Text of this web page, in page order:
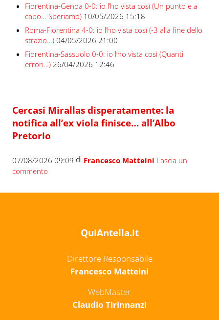
Fiorentina-Genoa 0-0: io l’ho vista così (Un punto e a
capo… Speriamo) 10/05/2026 15:18
Roma-Fiorentina 4-0: io l’ho vista così (-3 alla fine dello
strazio…) 04/05/2026 21:00
Fiorentina-Sassuolo 0-0: io l’ho vista così (Quanti
errori…) 26/04/2026 12:46
Cercasi Mirallas disperatamente: la
notifica all’ex viola finisce… all’Albo
Pretorio
07/08/2026 09:09 di Francesco Matteini Lascia un
commento
QuiAntella.it
Direttore Responsabile
Francesco Matteini
WebMaster
Claudio Tirinnanzi